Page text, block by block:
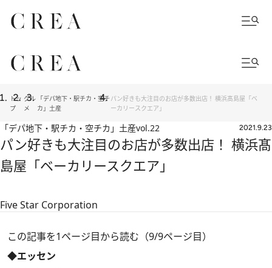
トッ
プ
グル
メ
「デパ地下・駅チカ・空チ
カ」土産
パン好きも大注目のお店が多数出店！ 横浜髙島屋「ベ
ーカリースクエア」
「デパ地下・駅チカ・空チカ」土産vol.22 2021.9.23
パン好きも大注目のお店が多数出店！ 横浜髙
島屋「ベーカリースクエア」
Five Star Corporation
この記事を1ページ目から読む（9/9ページ目）
◆エッセン